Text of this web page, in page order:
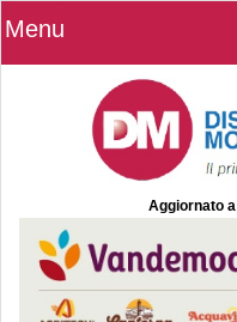
Menu
Aggiornato a